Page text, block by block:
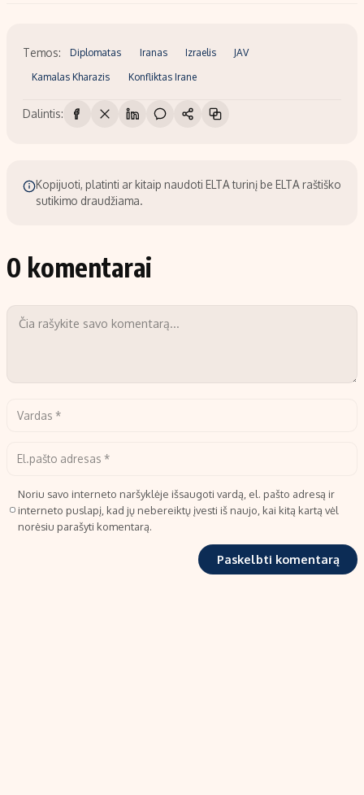
Temos: Diplomatas Iranas Izraelis JAV
Kamalas Kharazis Konfliktas Irane
Dalintis:
Kopijuoti, platinti ar kitaip naudoti ELTA turinį be ELTA raštiško
sutikimo draudžiama.
0 komentarai
Noriu savo interneto naršyklėje išsaugoti vardą, el. pašto adresą ir
interneto puslapį, kad jų nebereiktų įvesti iš naujo, kai kitą kartą vėl
norėsiu parašyti komentarą.